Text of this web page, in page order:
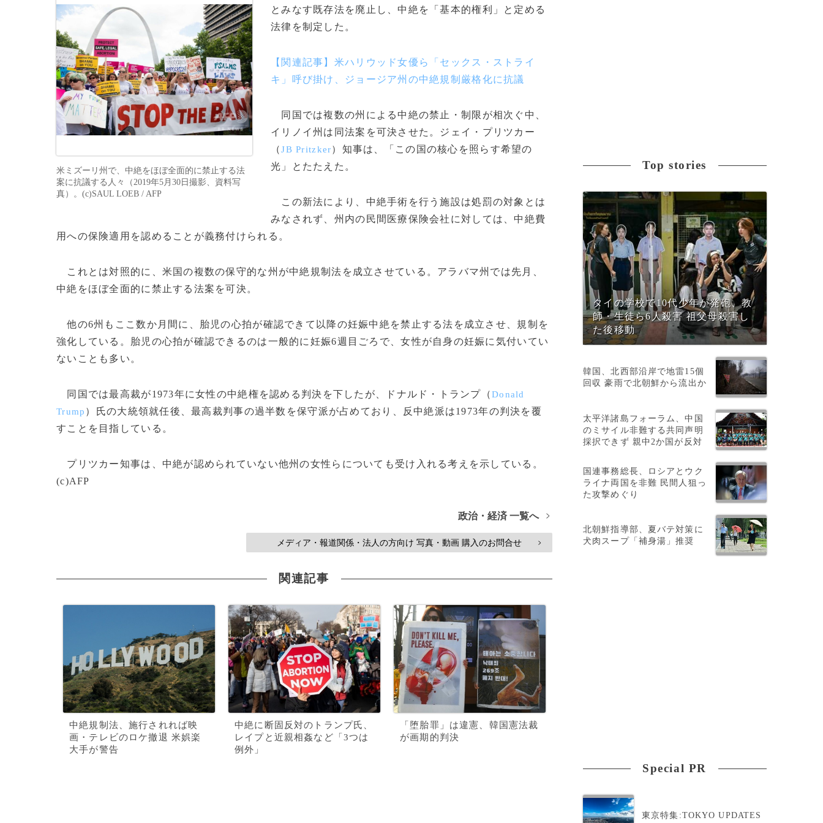
米ミズーリ州で、中絶をほぼ全面的に禁止する法
案に抗議する人々（2019年5月30日撮影、資料写
真）。(c)SAUL LOEB / AFP
とみなす既存法を廃止し、中絶を「基本的権利」と定める
法律を制定した。
【関連記事】米ハリウッド女優ら「セックス・ストライ
キ」呼び掛け、ジョージア州の中絶規制厳格化に抗議
同国では複数の州による中絶の禁止・制限が相次ぐ中、
イリノイ州は同法案を可決させた。ジェイ・プリツカー
（JB Pritzker）知事は、「この国の核心を照らす希望の
光」とたたえた。
この新法により、中絶手術を行う施設は処罰の対象とは
みなされず、州内の民間医療保険会社に対しては、中絶費
用への保険適用を認めることが義務付けられる。
これとは対照的に、米国の複数の保守的な州が中絶規制法を成立させている。アラバマ州では先月、
中絶をほぼ全面的に禁止する法案を可決。
他の6州もここ数か月間に、胎児の心拍が確認できて以降の妊娠中絶を禁止する法を成立させ、規制を
強化している。胎児の心拍が確認できるのは一般的に妊娠6週目ごろで、女性が自身の妊娠に気付いてい
ないことも多い。
同国では最高裁が1973年に女性の中絶権を認める判決を下したが、ドナルド・トランプ（Donald
Trump ）氏の大統領就任後、最高裁判事の過半数を保守派が占めており、反中絶派は1973年の判決を覆
すことを目指している。
プリツカー知事は、中絶が認められていない他州の女性らについても受け入れる考えを示している。
(c)AFP
政治・経済 一覧へ >
メディア・報道関係・法人の方向け 写真・動画 購入のお問合せ >
関連記事
中絶規制法、施行されれば映
画・テレビのロケ撤退 米娯楽
大手が警告
中絶に断固反対のトランプ氏、
レイプと近親相姦など「3つは
例外」
「堕胎罪」は違憲、韓国憲法裁
が画期的判決
Top stories
タイの学校で10代少年が発砲、教
師・生徒ら6人殺害 祖父母殺害し
た後移動
韓国、北西部沿岸で地雷15個
回収 豪雨で北朝鮮から流出か
太平洋諸島フォーラム、中国
のミサイル非難する共同声明
採択できず 親中2か国が反対
国連事務総長、ロシアとウク
ライナ両国を非難 民間人狙っ
た攻撃めぐり
北朝鮮指導部、夏バテ対策に
犬肉スープ「補身湯」推奨
Special PR
東京特集:TOKYO UPDATES